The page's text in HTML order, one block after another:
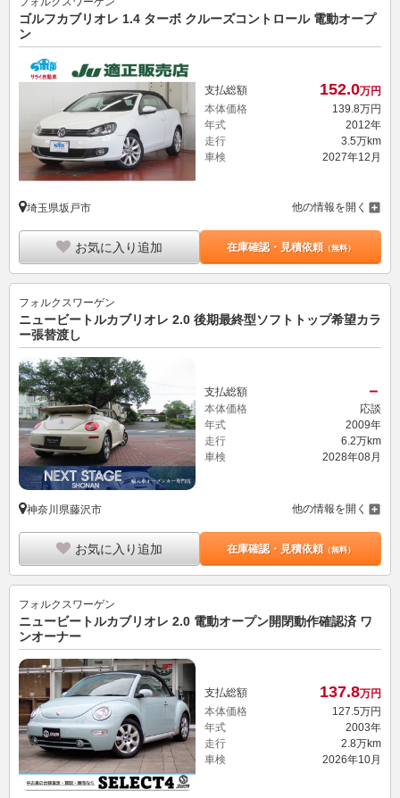
ゴルフカブリオレ 1.4 ターボ クルーズコントロール 電動オープ
ン
支払総額 152.0万円
本体価格
139. 8万円
年式
2012年
走行
3.5万km
車検
2027年12月
埼玉県坂戸市 他の情報を開く
お気に入り追加 在庫確認・見積依頼（無料）
フォルクスワーゲン
ニュービートルカブリオレ 2.0 後期最終型ソフトトップ希望カラ
ー張替渡し
支払総額 －
本体価格
応談
年式
2009年
走行
6.2万km
車検
2028年08月
神奈川県藤沢市 他の情報を開く
お気に入り追加 在庫確認・見積依頼（無料）
フォルクスワーゲン
ニュービートルカブリオレ 2.0 電動オープン開閉動作確認済 ワ
ンオーナー
支払総額 137.8万円
本体価格
127. 5万円
年式
2003年
走行
2.8万km
車検
2026年10月